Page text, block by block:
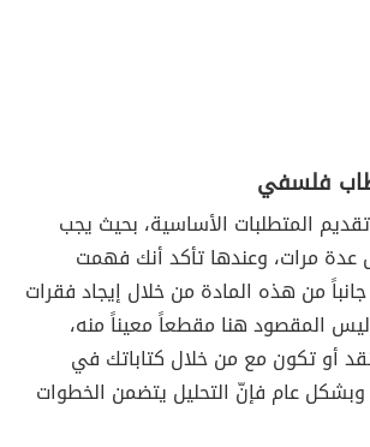
فلسفي
المتطلبات الأساسية، بحيث يجب
عدة مرات، وعندها تأكد أنك فهمت
من هذه المادة من خلال إيجاد فقرات
المقصود هنا مقطعاً معيناً منه،
أو تكون مع من خلال كتاباتك في
وبشكل عام فإنّ التحليل يتضمن الخطوات